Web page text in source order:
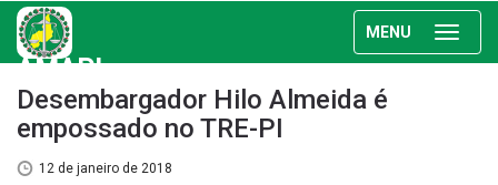
MENU
AMAPI
Desembargador Hilo Almeida é
empossado no TRE-PI
12 de janeiro de 2018